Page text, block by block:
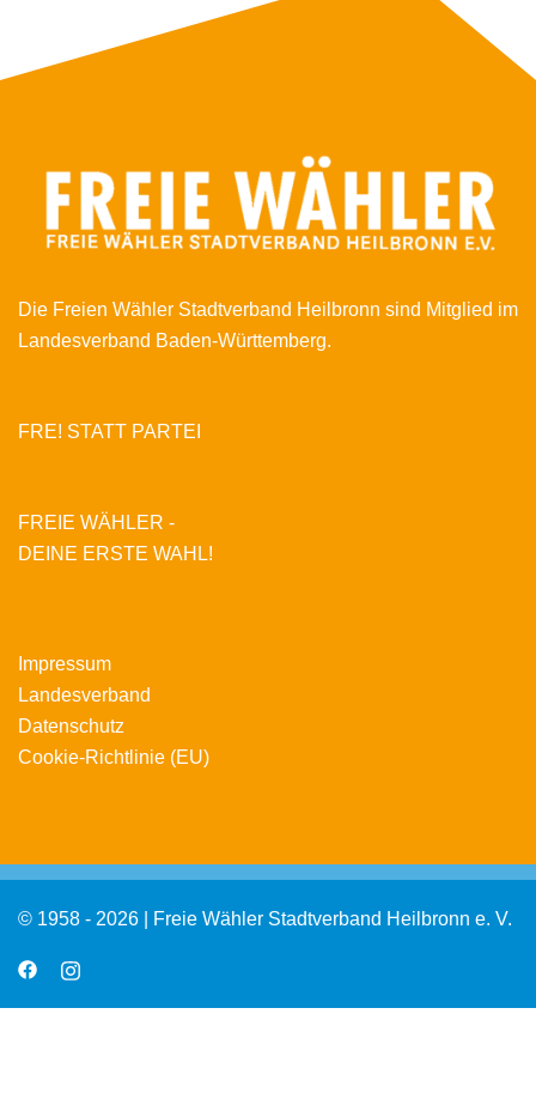
Die Freien Wähler Stadtverband Heilbronn sind Mitglied im
Landesverband Baden-Württemberg.
FRE! STATT PARTEI
FREIE WÄHLER -
DEINE ERSTE WAHL!
Impressum
Landesverband
Datenschutz
Cookie-Richtlinie (EU)
© 1958 - 2026 | Freie Wähler Stadtverband Heilbronn e. V.